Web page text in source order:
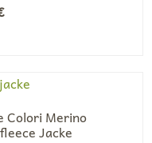
Colori Merino
Jacke